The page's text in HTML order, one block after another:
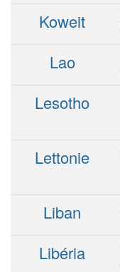
Koweit
Lao
Lesotho
Lettonie
Liban
Libéria